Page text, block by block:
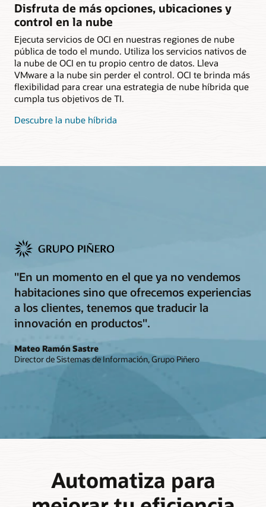
Disfruta de más opciones, ubicaciones y
control en la nube
Ejecuta servicios de OCI en nuestras regiones de nube
pública de todo el mundo. Utiliza los servicios nativos de
la nube de OCI en tu propio centro de datos. Lleva
VMware a la nube sin perder el control. OCI te brinda más
flexibilidad para crear una estrategia de nube híbrida que
cumpla tus objetivos de TI.
Descubre la nube híbrida
"En un momento en el que ya no vendemos
habitaciones sino que ofrecemos experiencias
a los clientes, tenemos que traducir la
innovación en productos".
Mateo Ramón Sastre
Director de Sistemas de Información, Grupo Piñero
Automatiza para